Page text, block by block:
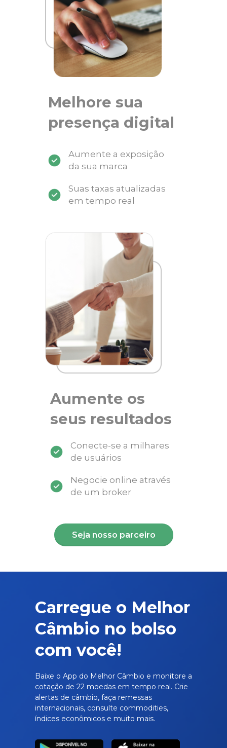
Melhore sua
presença digital
Aumente a exposição
da sua marca
Suas taxas atualizadas
em tempo real
Aumente os
seus resultados
Conecte-se a milhares
de usuários
Negocie online através
de um broker
Seja nosso parceiro
Carregue o Melhor
Câmbio no bolso
com você!
Baixe o App do Melhor Câmbio e monitore a
cotação de 22 moedas em tempo real. Crie
alertas de câmbio, faça remessas
internacionais, consulte commodities,
índices econômicos e muito mais.